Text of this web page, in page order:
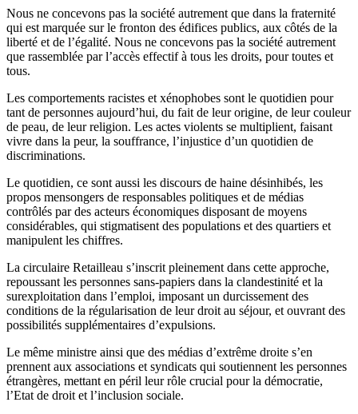
Nous ne concevons pas la société autrement que dans la fraternité
qui est marquée sur le fronton des édifices publics, aux côtés de la
liberté et de l’égalité. Nous ne concevons pas la société autrement
que rassemblée par l’accès effectif à tous les droits, pour toutes et
tous.
Les comportements racistes et xénophobes sont le quotidien pour
tant de personnes aujourd’hui, du fait de leur origine, de leur couleur
de peau, de leur religion. Les actes violents se multiplient, faisant
vivre dans la peur, la souffrance, l’injustice d’un quotidien de
discriminations.
Le quotidien, ce sont aussi les discours de haine désinhibés, les
propos mensongers de responsables politiques et de médias
contrôlés par des acteurs économiques disposant de moyens
considérables, qui stigmatisent des populations et des quartiers et
manipulent les chiffres.
La circulaire Retailleau s’inscrit pleinement dans cette approche,
repoussant les personnes sans-papiers dans la clandestinité et la
surexploitation dans l’emploi, imposant un durcissement des
conditions de la régularisation de leur droit au séjour, et ouvrant des
possibilités supplémentaires d’expulsions.
Le même ministre ainsi que des médias d’extrême droite s’en
prennent aux associations et syndicats qui soutiennent les personnes
étrangères, mettant en péril leur rôle crucial pour la démocratie,
l’Etat de droit et l’inclusion sociale.